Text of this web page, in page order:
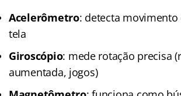
Acelerômetro: detecta movimento
tela
Giroscópio: mede rotação precisa
aumentada, jogos)